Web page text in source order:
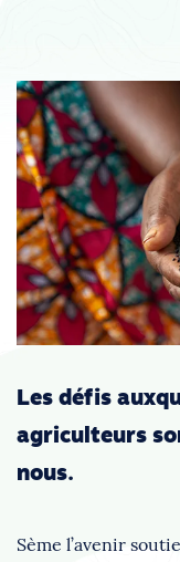
Les défis
agriculteurs
nous.
Sème l’avenir